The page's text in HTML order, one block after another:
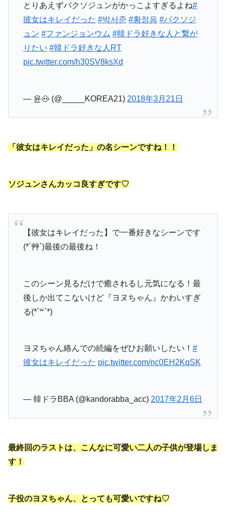
とりあえずパクソジュンがかっこよすぎるよね#
彼女はキレイだった #박서준 #황정음 #パクソジ
ュン #ファンジョンウム #韓ドラ好きな人と繋が
りたい #韓ドラ好きな人RT
pic.twitter.com/h30SV8ksXd
— 윤🐽 (@_____KOREA21) 2018年3月21日
「彼女はキレイだった」の名シーンですね！！
ソジュンさんカッコ良すぎです♡
【彼女はキレイだった】で一番好きなシーンです
(*´艸`)最後の最後ね！
このシーン見るだけで癒されるし元気になる！最
後しか出てこないけど『ヨヌちゃん』かわいすぎ
る(*´꒳`*)
ヨヌちゃん絡んでの続編をぜひお願いしたい！ #
彼女はキレイだった pic.twitter.com/nc0EH2KqSK
— 韓ドラBBA (@kandorabba_acc) 2017年2月6日
最終回のラストは、こんなに可愛い二人の子供が登場しま
す！
子役のヨヌちゃん、とっても可愛いですね♡